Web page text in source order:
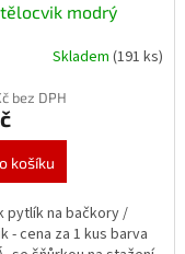
modrý
Skladem(191 ks)
bez DPH
košíku
pytlík na bačkory /
- cena za 1 kus barva